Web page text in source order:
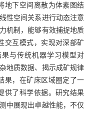
地下空间离散为体素图结
性空间关系进行动态注意
机制，能够有效捕捉地质
交互模式，实现对深部矿
与传统机器学习模型对
地质数据、揭示成矿规律
果，在矿床区域圈定了一
供了科学依据。研究结果
中展现出卓越性能，不仅